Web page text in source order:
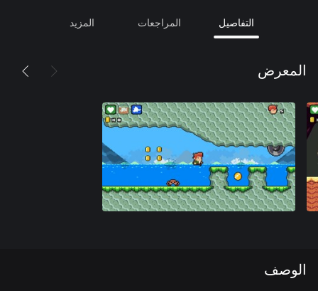
التفاصيل المراجعات المزيد
المعرض
الوصف